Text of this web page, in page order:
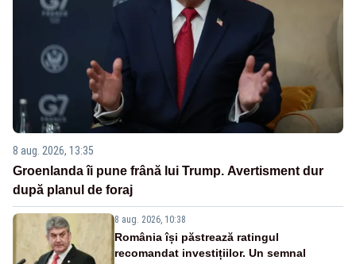
8 aug. 2026, 13:35
Groenlanda îi pune frână lui Trump. Avertisment dur
după planul de foraj
8 aug. 2026, 10:38
România își păstrează ratingul
recomandat investițiilor. Un semnal